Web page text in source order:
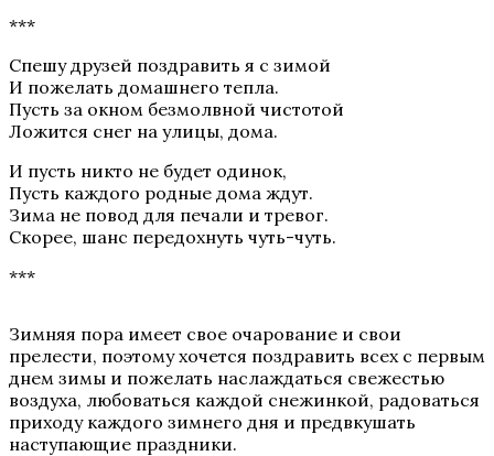
***
Спешу друзей поздравить я с зимой
И пожелать домашнего тепла.
Пусть за окном безмолвной чистотой
Ложится снег на улицы, дома.
И пусть никто не будет одинок,
Пусть каждого родные дома ждут.
Зима не повод для печали и тревог.
Скорее, шанс передохнуть чуть-чуть.
***
Зимняя пора имеет свое очарование и свои
прелести, поэтому хочется поздравить всех с первым
днем зимы и пожелать наслаждаться свежестью
воздуха, любоваться каждой снежинкой, радоваться
приходу каждого зимнего дня и предвкушать
наступающие праздники.